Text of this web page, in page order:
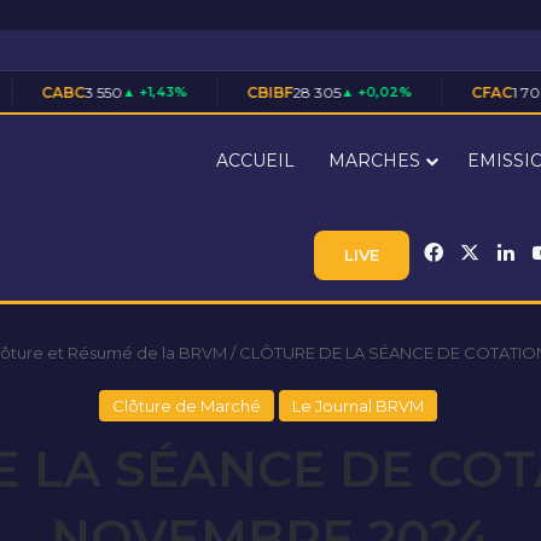
▲ +1,43% CBIBF28 305 ▲ +0,02% CFAC1 700 ▲ +0,59%
ACCUEIL MARCHES
LIVE Facebook
et Résumé de la BRVM / CLÔTURE DE LA SÉANCE DE
Clôture de Marché Le Journal BRVM